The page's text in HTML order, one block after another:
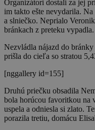
Organizátori dostali za jej
im takto ešte nevydarila.
a slniečko. Neprialo
bránkach z preteku vypadla.
Nezvládla nájazd do
prišla do cieľa so stratou
[nggallery id=155]
Druhú priečku obsadila
bola horúcou favoritkou na
uspela a odniesla si zlato.
porazila tretiu, domácu